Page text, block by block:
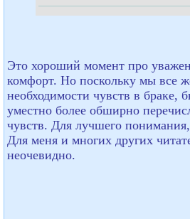
Это хороший момент про
комфорт. Но поскольку мы все
необходимости чувств в браке,
уместно более обширно
чувств. Для лучшего
Для меня и многих других
неочевидно.